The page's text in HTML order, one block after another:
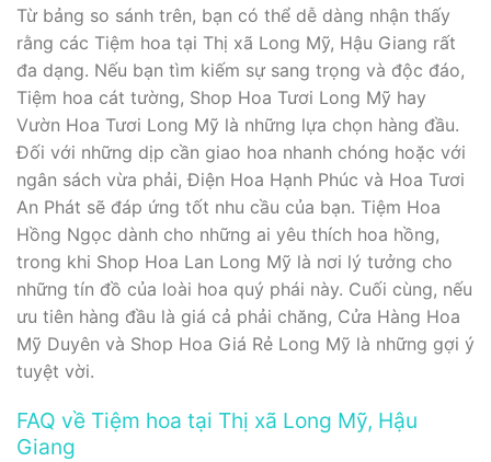
Từ bảng so sánh trên, bạn có thể dễ dàng nhận thấy
rằng các Tiệm hoa tại Thị xã Long Mỹ, Hậu Giang rất
đa dạng. Nếu bạn tìm kiếm sự sang trọng và độc đáo,
Tiệm hoa cát tường, Shop Hoa Tươi Long Mỹ hay
Vườn Hoa Tươi Long Mỹ là những lựa chọn hàng đầu.
Đối với những dịp cần giao hoa nhanh chóng hoặc với
ngân sách vừa phải, Điện Hoa Hạnh Phúc và Hoa Tươi
An Phát sẽ đáp ứng tốt nhu cầu của bạn. Tiệm Hoa
Hồng Ngọc dành cho những ai yêu thích hoa hồng,
trong khi Shop Hoa Lan Long Mỹ là nơi lý tưởng cho
những tín đồ của loài hoa quý phái này. Cuối cùng, nếu
ưu tiên hàng đầu là giá cả phải chăng, Cửa Hàng Hoa
Mỹ Duyên và Shop Hoa Giá Rẻ Long Mỹ là những gợi ý
tuyệt vời.
FAQ về Tiệm hoa tại Thị xã Long Mỹ, Hậu
Giang